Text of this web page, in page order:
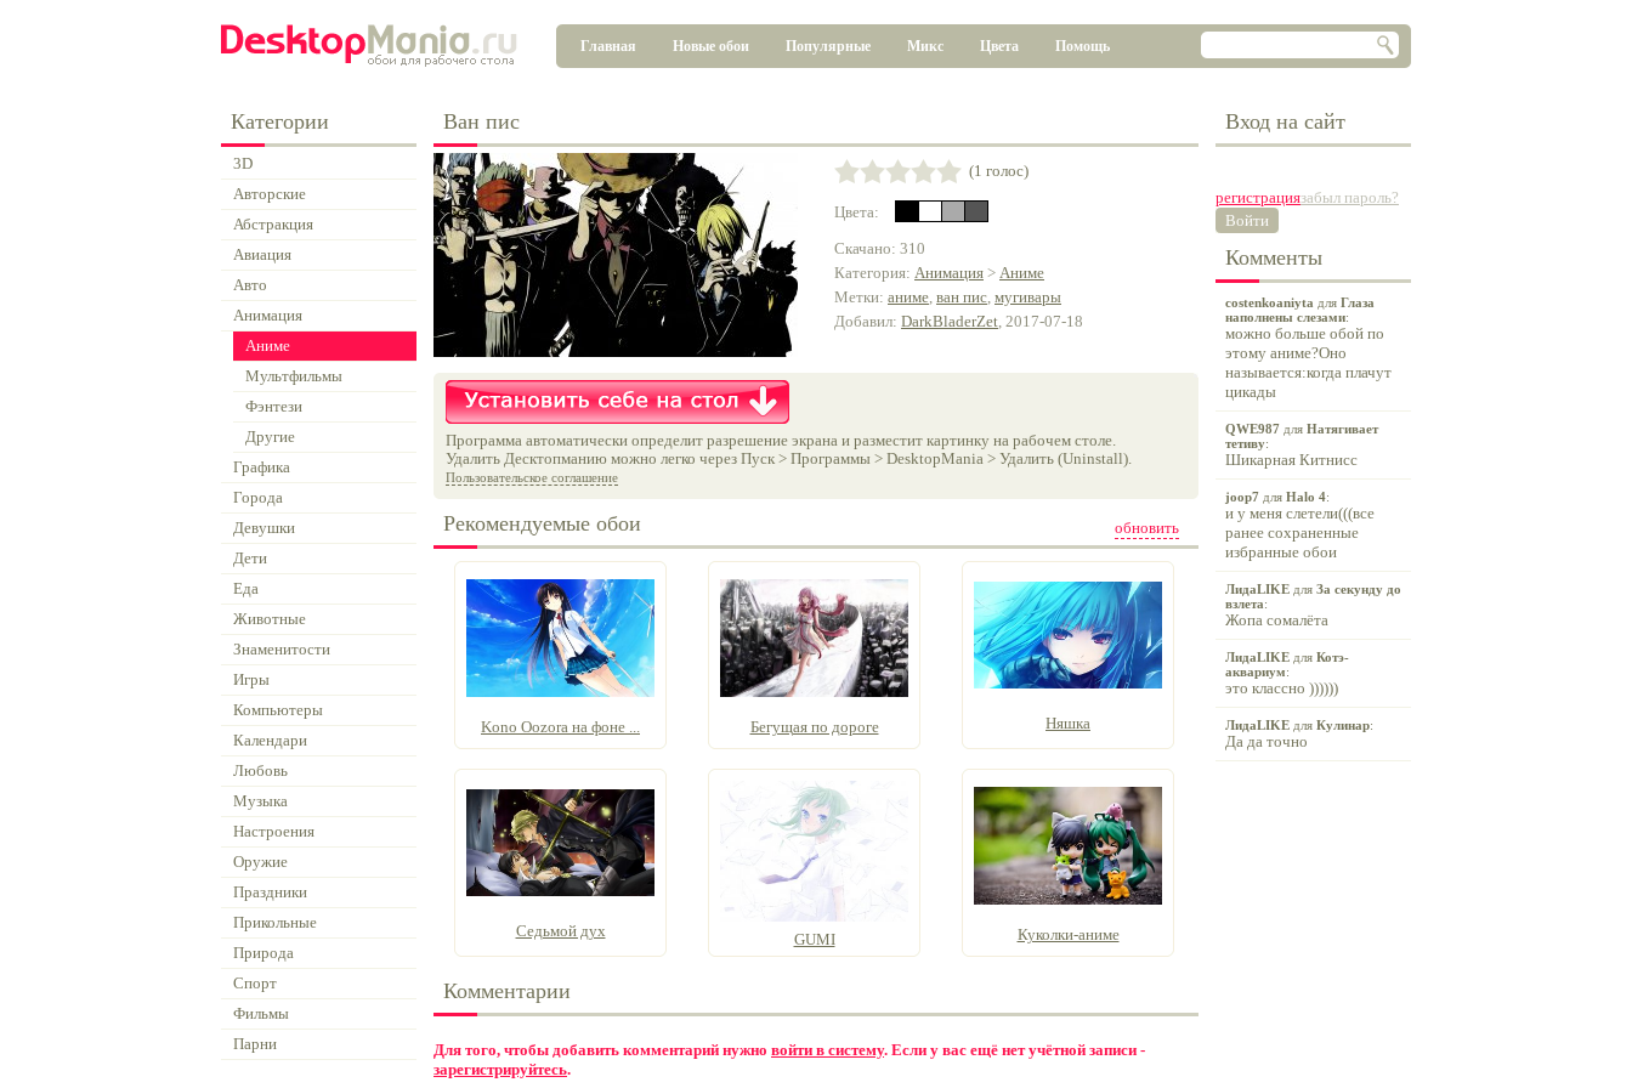
Главная Новые обои Популярные Микс Цвета Помощь
Категории
3D
Авторские
Абстракция
Авиация
Авто
Анимация
Аниме
Мультфильмы
Фэнтези
Другие
Графика
Города
Девушки
Дети
Еда
Животные
Знаменитости
Игры
Компьютеры
Календари
Любовь
Музыка
Настроения
Оружие
Праздники
Прикольные
Природа
Спорт
Фильмы
Парни
Ван пис
(1 голос)
Цвета:
Скачано: 310
Категория: Анимация > Аниме
Метки: аниме, ван пис, мугивары
Добавил: DarkBladerZet, 2017-07-18
Программа автоматически определит разрешение экрана и разместит картинку на рабочем столе.
Удалить Десктопманию можно легко через Пуск > Программы > DesktopMania > Удалить (Uninstall).
Пользовательское соглашение
обновить
Рекомендуемые обои
Kono Oozora на фоне ... Бегущая по дороге Няшка
Седьмой дух GUMI Куколки-аниме
Комментарии
Для того, чтобы добавить комментарий нужно войти в систему. Если у вас ещё нет учётной записи -
зарегистрируйтесь.
Вход на сайт
регистрациязабыл пароль?
Войти
Комменты
costenkoaniyta для Глаза
наполнены слезами:
можно больше обой по
этому аниме?Оно
называется:когда плачут
цикады
QWE987 для Натягивает
тетиву:
Шикарная Китнисс
joop7 для Halo 4:
и у меня слетели(((все
ранее сохраненные
избранные обои
ЛидаLIKE для За секунду до
взлета:
Жопа сомалёта
ЛидаLIKE для Котэ-
аквариум:
это классно ))))))
ЛидаLIKE для Кулинар:
Да да точно